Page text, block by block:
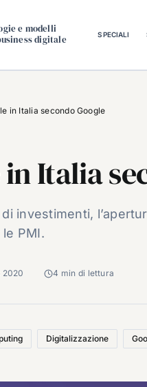
e modelli
digitale
SPECIALI
in Italia secondo Google
Italia
investimenti,
PMI.
2020 4 min di lettura
Digitalizzazione